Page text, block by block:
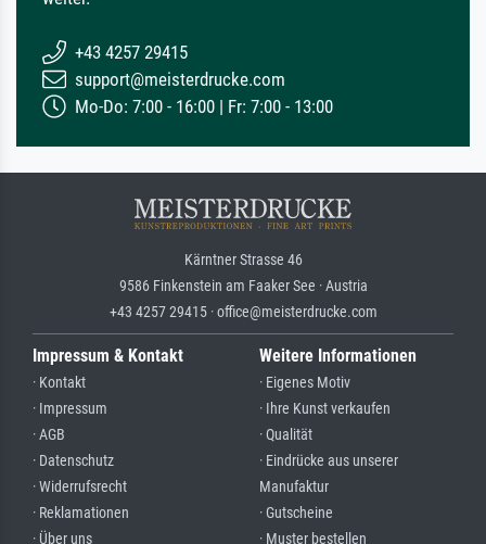
+43 4257 29415
support@meisterdrucke.com
Mo-Do: 7:00 - 16:00 | Fr: 7:00 - 13:00
Kärntner Strasse 46
9586 Finkenstein am Faaker See · Austria
+43 4257 29415 · office@meisterdrucke.com
Impressum & Kontakt
· Kontakt
· Impressum
· AGB
· Datenschutz
· Widerrufsrecht
· Reklamationen
· Über uns
Weitere Informationen
· Eigenes Motiv
· Ihre Kunst verkaufen
· Qualität
· Eindrücke aus unserer
Manufaktur
· Gutscheine
· Muster bestellen